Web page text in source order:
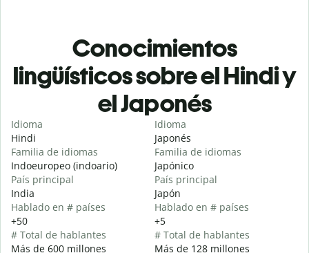
Conocimientos
lingüísticos sobre el Hindi y
el Japonés
Idioma
Hindi
Familia de idiomas
Indoeuropeo (indoario)
País principal
India
Hablado en # países
+50
# Total de hablantes
Más de 600 millones
Idioma
Japonés
Familia de idiomas
Japónico
País principal
Japón
Hablado en # países
+5
# Total de hablantes
Más de 128 millones